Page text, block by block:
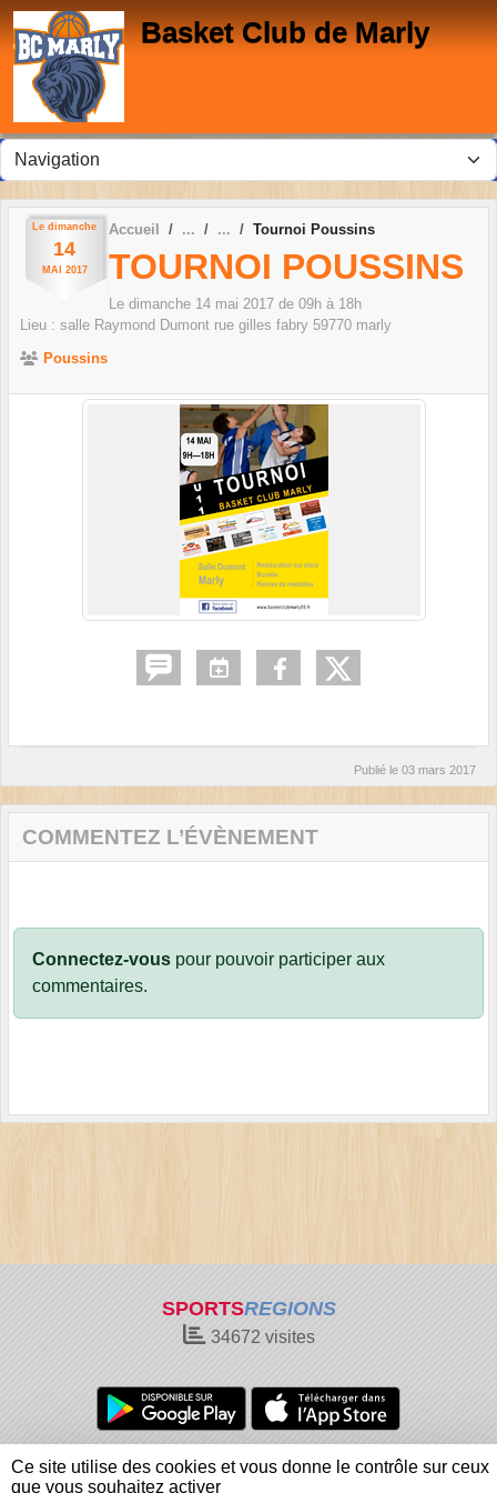
Basket Club de Marly
Le dimanche
14
MAI 2017
Accueil Tournoi Poussins
TOURNOI POUSSINS
Le dimanche 14 mai 2017 de 09h à 18h
Lieu : salle Raymond Dumont rue gilles fabry 59770 marly
Poussins
Publié le 03 mars 2017
COMMENTEZ L’ÉVÈNEMENT
Connectez-vous pour pouvoir participer aux
commentaires.
SPORTSREGIONS
34672 visites
Charte cookies
Gestion des cookies
Informations légales
Signaler un contenu inapproprié
Panneau de gestion des cookies
Ce site utilise des cookies et vous donne le contrôle sur ceux
que vous souhaitez activer